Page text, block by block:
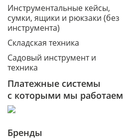
Инструментальные кейсы,
сумки, ящики и рюкзаки (без
инструмента)
Складская техника
Садовый инструмент и
техника
Платежные системы
с которыми мы работаем
Бренды